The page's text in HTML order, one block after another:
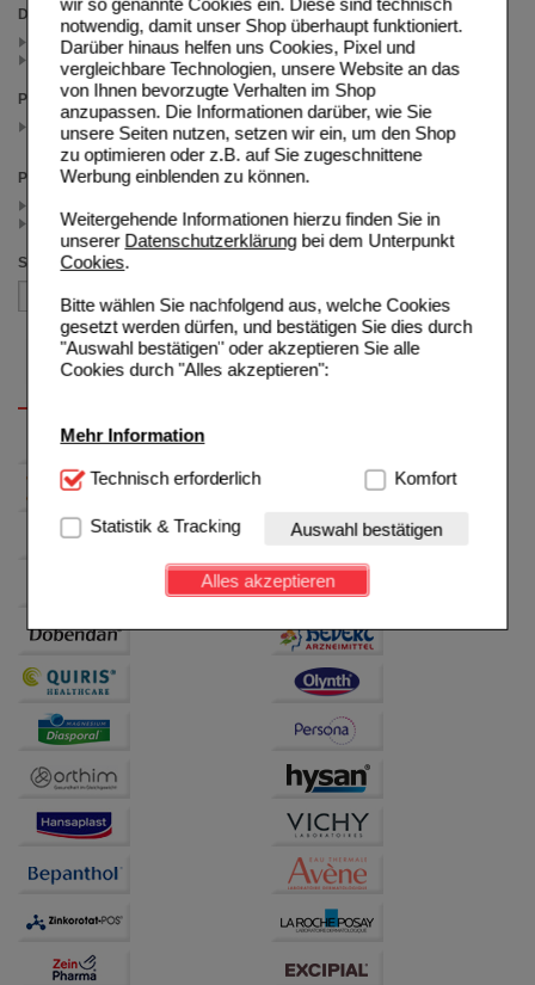
wir so genannte Cookies ein. Diese sind technisch
notwendig, damit unser Shop überhaupt funktioniert.
Darüber hinaus helfen uns Cookies, Pixel und
vergleichbare Technologien, unsere Website an das
von Ihnen bevorzugte Verhalten im Shop
anzupassen. Die Informationen darüber, wie Sie
unsere Seiten nutzen, setzen wir ein, um den Shop
zu optimieren oder z.B. auf Sie zugeschnittene
Werbung einblenden zu können.
Weitergehende Informationen hierzu finden Sie in
unserer Datenschutzerklärungbei dem Unterpunkt
Cookies.
Bitte wählen Sie nachfolgend aus, welche Cookies
gesetzt werden dürfen, und bestätigen Sie dies durch
"Auswahl bestätigen" oder akzeptieren Sie alle
Cookies durch "Alles akzeptieren":
Mehr Information
Technisch Notwendig:Hierbei handelt es sich um
Website notwendig sind (z.B. Navigation, Warenkorb,
Kundenkonto), weshalb auf diese nicht verzichtet
werden kann.
Einkaufserlebnis noch ansprechender zu gestalten,
beispielsweise für die Wiedererkennung des
Besuchers oder unsere Seite an bevorzugte
Verhaltensweisen (z.B. Spracheinstellung)
anzupassen. Komfort-Cookies ermöglichen es uns
auch auf Ihre Bedürfnisse zugeschrittene Inhalte
betreiben.
Statistik & Tracking:
Hierüber lassen sich
Informationen über die Art und Weise der Nutzung
unserer Website sammeln, mit deren Hilfe wir unsere
Website weiter für Sie optimieren können, den Inhalt
auf unserer Website aber auch die Werbung auf
Drittseiten möglichst relevant für Sie zu gestalten.
Bitte beachten Sie, dass Daten hierfür teilweise an
Dritte wie z.B. Google oder soziale Medien
Technisch erforderlich Komfort
Statistik & Tracking Auswahl bestätigen
Alles akzeptieren
Darreichungsform
Flüssigkeit (1)
Packungsgröße
(auswahl entfernen)
Preis
>= 5.00 (2)
Sortieren nach